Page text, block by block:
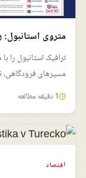
متروی استانبول: راهنمای
مسیرهای فرودگاهی،
1 دقیقه مطالعه
اقتصاد